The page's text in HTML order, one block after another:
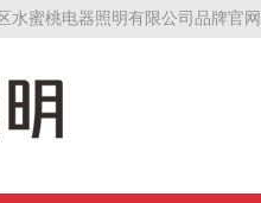
水蜜桃电器照明有限公司品牌官